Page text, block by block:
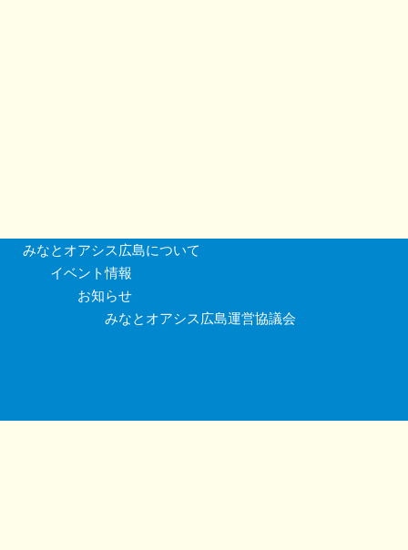
みなとオアシス広島について
イベント情報
お知らせ
みなとオアシス広島運営協議会